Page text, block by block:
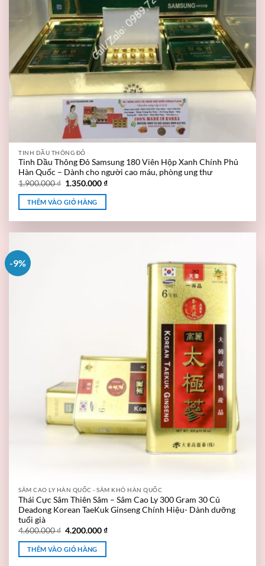
TINH DẦU THÔNG ĐỎ
Tinh Dầu Thông Đỏ Samsung 180 Viên Hộp Xanh Chính Phủ
Hàn Quốc – Dành cho người cao máu, phòng ung thư
1.900.000₫ 1.350.000₫
THÊM VÀO GIỎ HÀNG
-9%
SÂM CAO LY HÀN QUỐC - SÂM KHÔ HÀN QUỐC
Thái Cực Sâm Thiên Sâm – Sâm Cao Ly 300 Gram 30 Củ
Deadong Korean TaeKuk Ginseng Chính Hiệu- Dành dưỡng
tuổi già
4.600.000₫ 4.200.000₫
THÊM VÀO GIỎ HÀNG